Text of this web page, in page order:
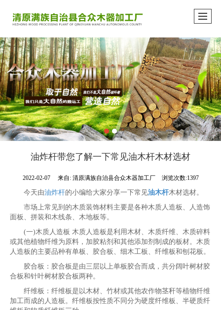
油炸杆​带您了解一下常见油木杆木材选材
2022-02-07 来自: 清原满族自治县合众木器加工厂 浏览次数:1397
今天由油炸杆的小编给大家分享一下常见油木杆木材选材。
市场上常见到的木质装饰材料主要是各种木质人造板、人造饰
面板、拼装和木线条、木地板等。
(一)木质人造板 木质人造板是利用木材、木质纤维、木质碎料
或其他植物纤维为原料，加胶粘剂和其他添加剂制成的板材。木质
人造板的主要品种有单板、胶合板、细木工板、纤维板和刨花板。
胶合板：胶合板是由三层以上单板胶合而成，共分阔叶树材胶
合板和针叶树材胶合板两种。
纤维板：纤维板是以木材、竹材或其他农作物茎秆等植物纤维
加工而成的人造板。纤维板按性质不同分为硬度纤维板、半硬质纤